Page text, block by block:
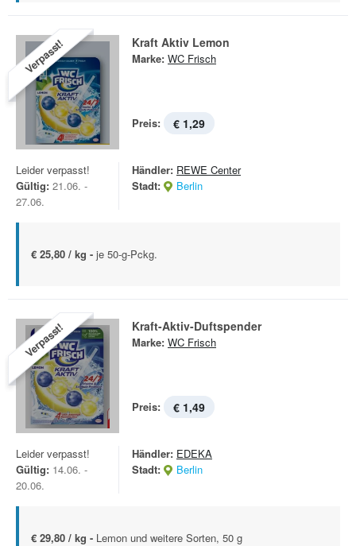
Verpasst! Kraft Aktiv Lemon
Marke: WC Frisch
Preis: € 1,29
Leider verpasst!
Gültig: 21.06. -
27.06.
Händler: REWE Center
Stadt:
Berlin
€ 25,80 / kg - je 50-g-Pckg.
Verpasst! Kraft-Aktiv-Duftspender
Marke: WC Frisch
Preis: € 1,49
Leider verpasst!
Gültig: 14.06. -
20.06.
Händler: EDEKA
Stadt:
Berlin
€ 29,80 / kg - Lemon und weitere Sorten, 50 g